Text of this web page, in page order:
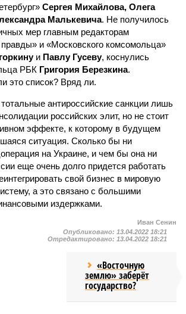
Сергея Михайлова, Олега
Малькевича. Не получилось
мер главным редакторам
и «Московского комсомольца»
и Павлу Гусеву, коснулись
РБК Григория Березкина.
это список? Вряд ли.
антироссийские санкции лишь
российских элит, но не стоит
эффекте, к которому в будущем
ситуация. Сколько бы ни
на Украине, и чем бы она ни
еще очень долго придется работать
свой бизнес в мировую
а это связано с большими
издержками.
Иван Сенин
Опубликовано: 13.04.2022 18:21
Отредактировано: 13.04.2022 18:21
«Восточную
землю» заберёт
государство?